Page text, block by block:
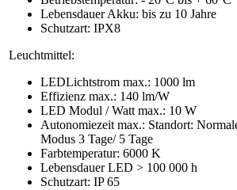
Lebensdauer Akku: bis zu 10 Jahre
Schutzart: IPX8
Leuchtmittel:
LEDLichtstrom max.: 1000 lm
Effizienz max.: 140 lm/W
LED Modul / Watt max.: 10 W
Autonomiezeit max.: Standort:
Modus 3 Tage/ 5 Tage
Farbtemperatur: 6000 K
Lebensdauer LED > 100 000 h
Schutzart: IP 65